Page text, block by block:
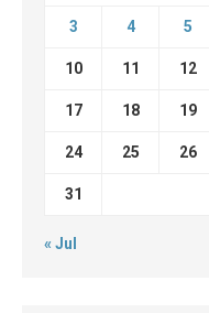
3 4 5
10 11 12
17 18 19
24 25 26
31
« Jul